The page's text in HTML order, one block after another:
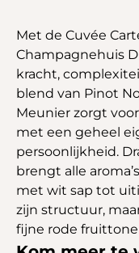
Met de Cuvée
Champagnehuis
kracht,
blend van Pinot
Meunier zorgt
met een geheel
persoonlijkheid.
brengt alle
met wit sap tot
zijn structuur,
fijne rode